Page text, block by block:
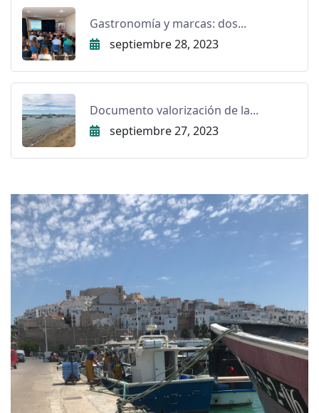
Gastronomía y marcas: dos...
septiembre 28, 2023
Documento valorización de la...
septiembre 27, 2023